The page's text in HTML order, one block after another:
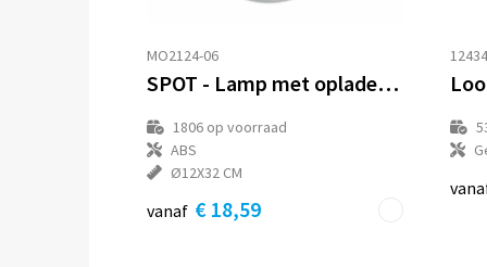
MO2124-06
SPOT - Lamp met oplader en speaker
1806op voorraad
ABS
Ø12X32 CM
vanaf € 18,59